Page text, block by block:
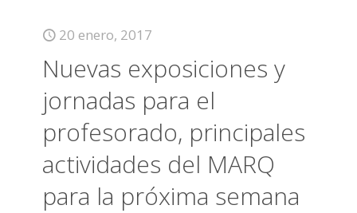
20 enero, 2017
Nuevas exposiciones y
jornadas para el
profesorado, principales
actividades del MARQ
para la próxima semana